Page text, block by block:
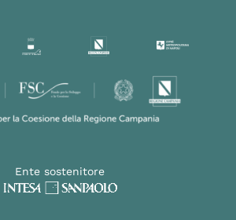
Ente sostenitore